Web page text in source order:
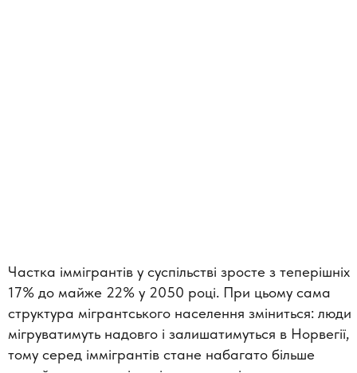
Частка іммігрантів у суспільстві зросте з теперішніх
17% до майже 22% у 2050 році. При цьому сама
структура мігрантського населення зміниться: люди
мігруватимуть надовго і залишатимуться в Норвегії,
тому серед іммігрантів стане набагато більше